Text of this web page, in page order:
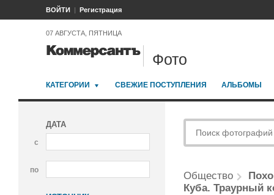
ВОЙТИ Регистрация
07 АВГУСТА, ПЯТНИЦА
Фото
КАТЕГОРИИ СВЕЖИЕ ПОСТУПЛЕНИЯ АЛЬБОМЫ
ДАТА
с
по
Общество
Куба. Траурный